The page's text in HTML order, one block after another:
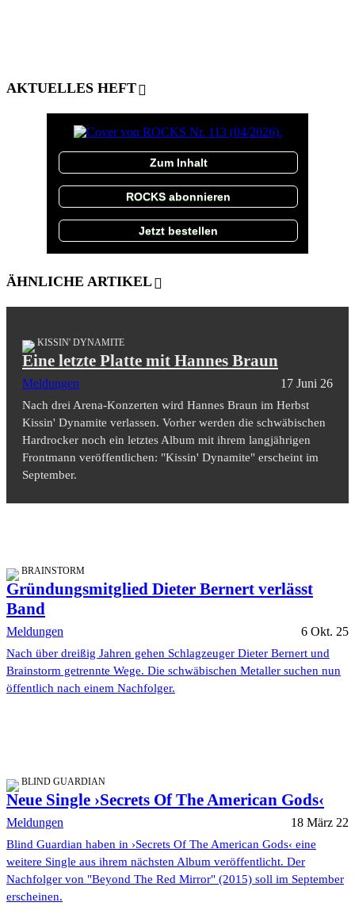
AKTUELLES HEFT
Zum Inhalt
ROCKS abonnieren
Jetzt bestellen
ÄHNLICHE ARTIKEL
KISSIN' DYNAMITE
Eine letzte Platte mit Hannes Braun
Meldungen 17 Juni 26
Nach drei Arena-Konzerten wird Hannes Braun im Herbst
Kissin' Dynamite verlassen. Vorher werden die schwäbischen
Hardrocker noch ein letztes Album mit ihrem langjährigen
Frontmann veröffentlichen: "Kissin' Dynamite" erscheint im
September.
BRAINSTORM
Gründungsmitglied Dieter Bernert verlässt
Band
Meldungen 6 Okt. 25
Nach über dreißig Jahren gehen Schlagzeuger Dieter Bernert und
Brainstorm getrennte Wege. Die schwäbischen Metaller suchen nun
öffentlich nach einem Nachfolger.
BLIND GUARDIAN
Neue Single ›Secrets Of The American Gods‹
Meldungen 18 März 22
Blind Guardian haben in ›Secrets Of The American Gods‹ eine
weitere Single aus ihrem nächsten Album veröffentlicht. Der
Nachfolger von "Beyond The Red Mirror" (2015) soll im September
erscheinen.